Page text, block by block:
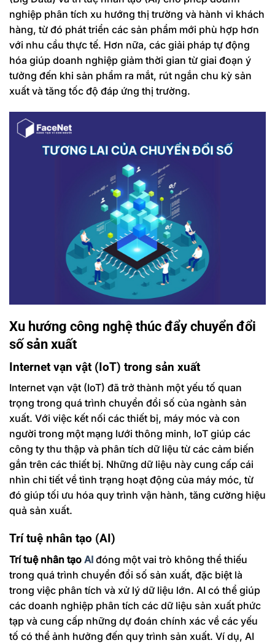
nghiệp phân tích xu hướng thị trường và hành vi khách
hàng, từ đó phát triển các sản phẩm mới phù hợp hơn
với nhu cầu thực tế. Hơn nữa, các giải pháp tự động
hóa giúp doanh nghiệp giảm thời gian từ giai đoạn ý
tưởng đến khi sản phẩm ra mắt, rút ngắn chu kỳ sản
xuất và tăng tốc độ đáp ứng thị trường.
Xu hướng công nghệ thúc đẩy chuyển đổi
số sản xuất
Internet vạn vật (IoT) trong sản xuất
Internet vạn vật (IoT) đã trở thành một yếu tố quan
trọng trong quá trình chuyển đổi số của ngành sản
xuất. Với việc kết nối các thiết bị, máy móc và con
người trong một mạng lưới thông minh, IoT giúp các
công ty thu thập và phân tích dữ liệu từ các cảm biến
gắn trên các thiết bị. Những dữ liệu này cung cấp cái
nhìn chi tiết về tình trạng hoạt động của máy móc, từ
đó giúp tối ưu hóa quy trình vận hành, tăng cường hiệu
quả sản xuất.
Trí tuệ nhân tạo (AI)
Trí tuệ nhân tạo AI đóng một vai trò không thể thiếu
trong quá trình chuyển đổi số sản xuất, đặc biệt là
trong việc phân tích và xử lý dữ liệu lớn. AI có thể giúp
các doanh nghiệp phân tích các dữ liệu sản xuất phức
tạp và cung cấp những dự đoán chính xác về các yếu
tố có thể ảnh hưởng đến quy trình sản xuất. Ví dụ, AI